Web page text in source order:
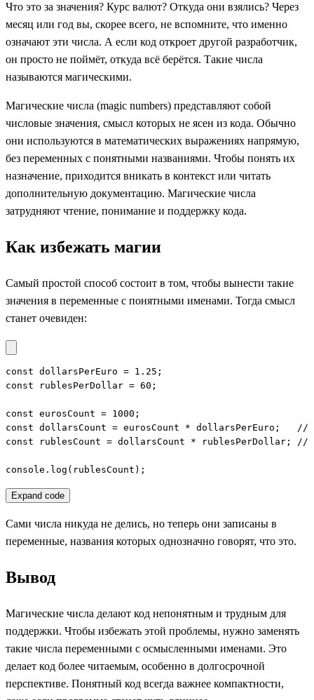
Что это за значения? Курс валют? Откуда они взялись? Через
месяц или год вы, скорее всего, не вспомните, что именно
означают эти числа. А если код откроет другой разработчик,
он просто не поймёт, откуда всё берётся. Такие числа
называются магическими.
Магические числа (magic numbers) представляют собой
числовые значения, смысл которых не ясен из кода. Обычно
они используются в математических выражениях напрямую,
без переменных с понятными названиями. Чтобы понять их
назначение, приходится вникать в контекст или читать
дополнительную документацию. Магические числа
затрудняют чтение, понимание и поддержку кода.
Как избежать магии
Самый простой способ состоит в том, чтобы вынести такие
значения в переменные с понятными именами. Тогда смысл
станет очевиден:
const dollarsPerEuro = 1.25;
const rublesPerDollar = 60;
const eurosCount = 1000;
const dollarsCount = eurosCount * dollarsPerEuro;   //
const rublesCount = dollarsCount * rublesPerDollar; //
console.log(rublesCount);
Expand code
Сами числа никуда не делись, но теперь они записаны в
переменные, названия которых однозначно говорят, что это.
Вывод
Магические числа делают код непонятным и трудным для
поддержки. Чтобы избежать этой проблемы, нужно заменять
такие числа переменными с осмысленными именами. Это
делает код более читаемым, особенно в долгосрочной
перспективе. Понятный код всегда важнее компактности,